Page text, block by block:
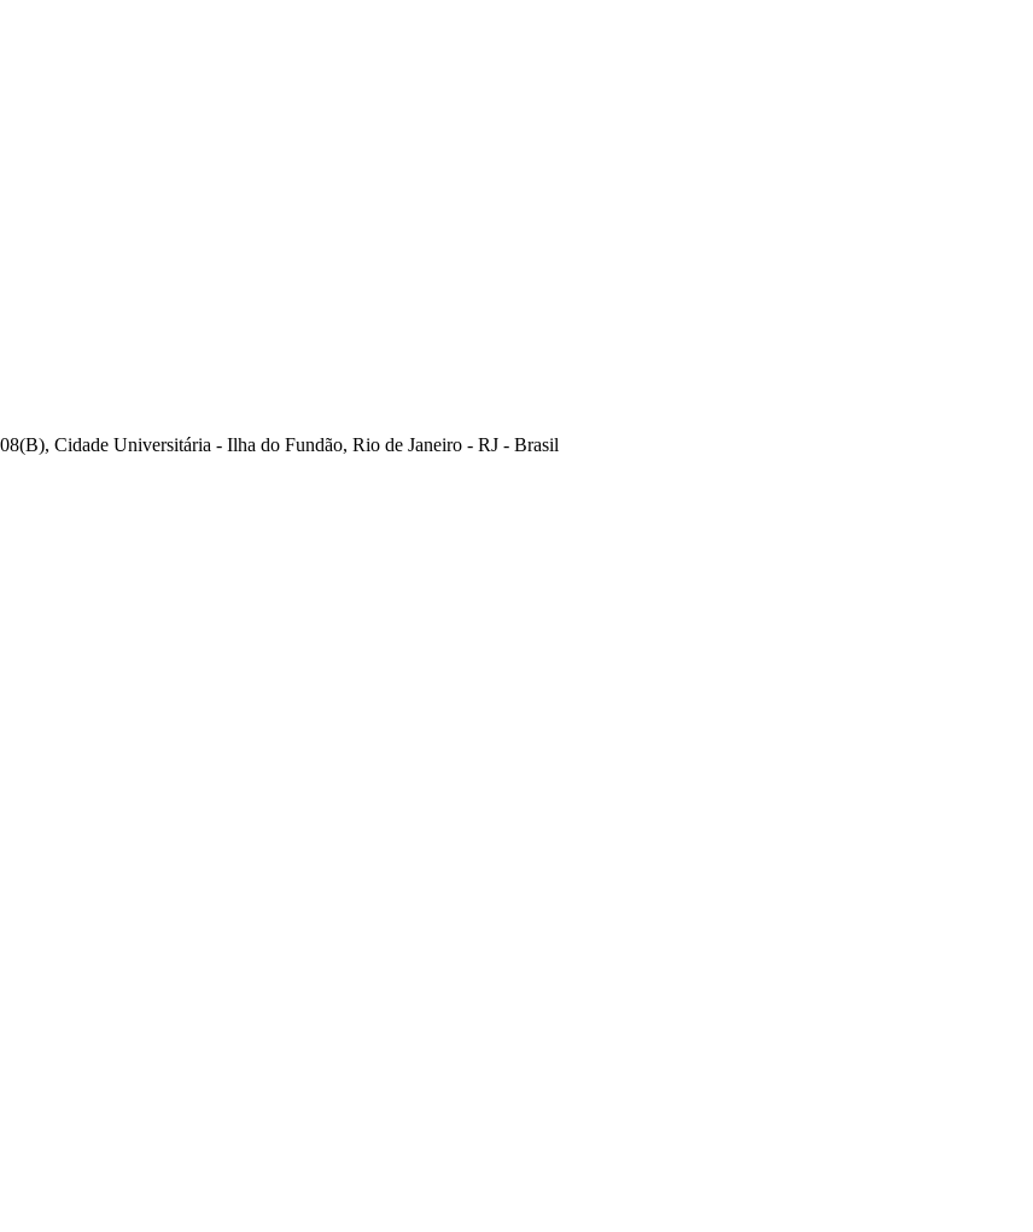
Cidade Universitária - Ilha do Fundão, Rio de Janeiro - RJ - Brasil